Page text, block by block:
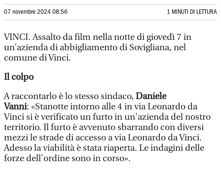
07 novembre 2024 08:56 1 MINUTI DI LETTURA
VINCI. Assalto da film nella notte di giovedì 7 in
un’azienda di abbigliamento di Sovigliana, nel
comune di Vinci.
Il colpo
A raccontarlo è lo stesso sindaco, Daniele
Vanni: «Stanotte intorno alle 4 in via Leonardo da
Vinci si è verificato un furto in un'azienda del nostro
territorio. Il furto è avvenuto sbarrando con diversi
mezzi le strade di accesso a via Leonardo da Vinci.
Adesso la viabilità è stata riaperta. Le indagini delle
forze dell'ordine sono in corso».